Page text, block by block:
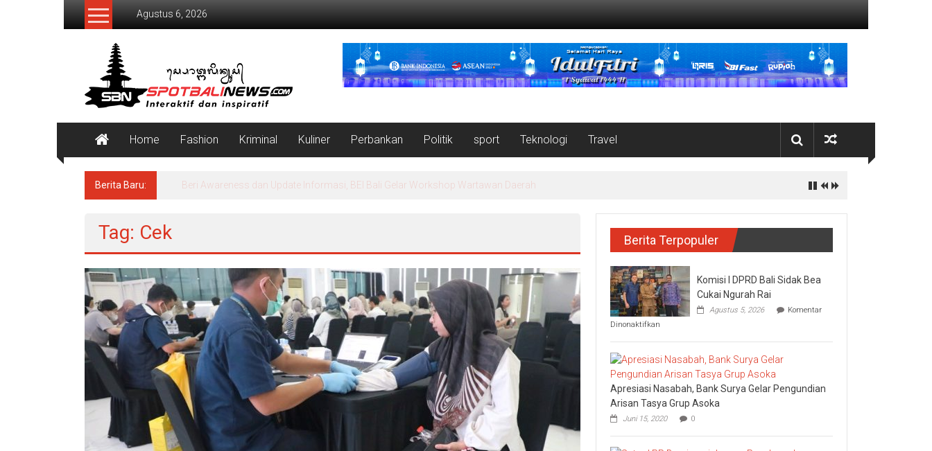
Lompat
Agustus 6, 2026
SpotBaliNews
Home Fashion Kriminal Kuliner Perbankan Politik sport Teknologi Travel
Berita Baru: Menteri Nusron Serahkan Sertipikat Wakaf dan Bantuan dari MUI untuk Masjid Salman Alfarisi Aceh Tamiang
Tag: Cek Berita Terpopuler
Komisi I DPRD Bali Sidak Bea
Cukai Ngurah Rai
Agustus 5, 2026
Komentar
Dinonaktifkan
I
DPRD
Bali
Sidak
Bea
Cukai
Ngurah
Rai
Apresiasi Nasabah, Bank Surya Gelar Pengundian
Arisan Tasya Grup Asoka
Juni 15, 2020 0